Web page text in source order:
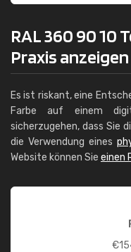
RAL 360 90 10
Praxis anzeigen
Es ist riskant, eine
Farbe auf einem
sicherzugehen, dass Sie
die Verwendung eines
Website können Sie einen
€